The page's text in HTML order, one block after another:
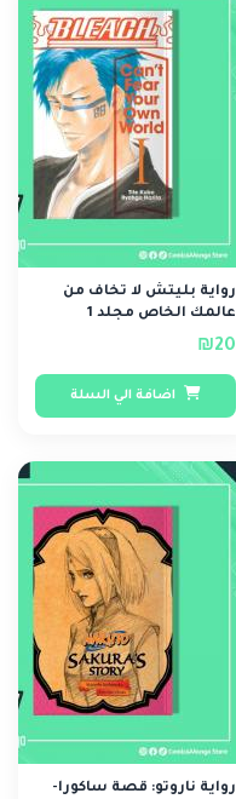
رواية بليتش لا تخاف من
عالمك الخاص مجلد 1
₪20
اضافة الي السلة
رواية ناروتو: قصة ساكورا-